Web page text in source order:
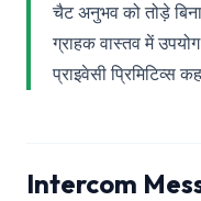
चैट अनुभव को तोड़े
ग्राहक वास्तव में
प्राइवेसी प्रिमिटिव्स
Intercom